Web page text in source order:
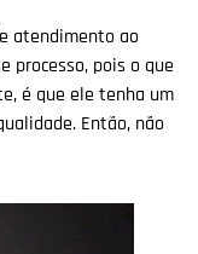
atendimento ao
processo, pois o que
é que ele tenha um
Então, não